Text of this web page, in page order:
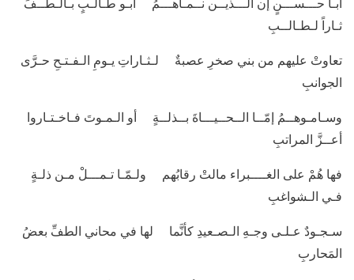
أبـا حـــســـنٍ إن الـــذيــن نــمـاهـــمُ أبـو طـالـبٍ بـالـطــفِّ
ثـاراً لـطـالــبِ
تعاوتْ عليهم من بني صخرِ عصبةٌ لـثـاراتِ يـومِ الـفـتـحِ حـرَّى
الجوانبِ
وسـامـوهــمُ إمّــا الــحــيـــاةَ بــذلــةٍ أو الـمـوتَ فـاخـتـاروا
أعــزَّ المراتبِ
فها هُمْ على الغــــبراء مالتْ رقابُهم ولـمّـا تـمـــلْ مـن ذلـةٍ
فـي الـشواغبِ
سـجـودٌ عـلـى وجـهِ الـصـعيدِ كأنَّما لها في محاني الطفِّ بعضُ
المَحاربِ